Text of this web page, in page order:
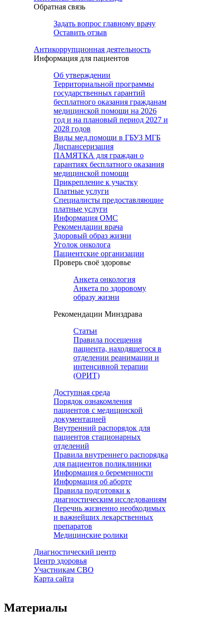
Обратная связь
Задать вопрос главному врачу
Оставить отзыв
Антикоррупционная деятельность
Информация для пациентов
Об утверждении
Территориальной программы
государственных гарантий
бесплатного оказания гражданам
медицинской помощи на 2026
год и на плановый период 2027 и
2028 годов
Виды мед.помощи в ГБУЗ МГБ
Диспансеризация
ПАМЯТКА для граждан о
гарантиях бесплатного оказания
медицинской помощи
Прикрепление к участку
Платные услуги
Специалисты предоставляющие
платные услуги
Информация ОМС
Рекомендации врача
Здоровый образ жизни
Уголок онколога
Пациентские организации
Проверь своё здоровье
Анкета онкология
Анкета по здоровому
образу жизни
Рекомендации Минздрава
Статьи
Правила посещения
пациента, находящегося в
отделении реанимации и
интенсивной терапии
(ОРИТ)
Доступная среда
Порядок ознакомления
пациентов с медицинской
документацией
Внутренний распорядок для
пациентов стационарных
отделений
Правила внутреннего распорядка
для пациентов поликлиники
Информация о беременности
Информация об аборте
Правила подготовки к
диагностическим исследованиям
Перечнь жизненно необходимых
и важнейших лекарственных
препаратов
Медицинские ролики
Диагностический центр
Центр здоровья
Участникам СВО
Карта сайта
Материалы